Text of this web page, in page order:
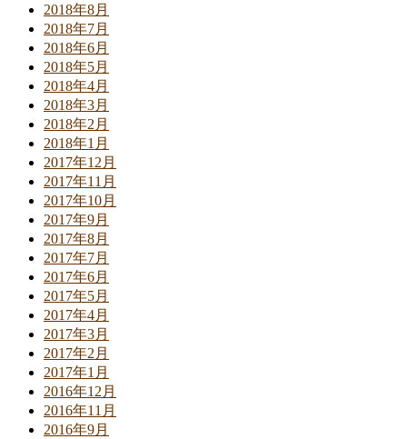
2018年8月
2018年7月
2018年6月
2018年5月
2018年4月
2018年3月
2018年2月
2018年1月
2017年12月
2017年11月
2017年10月
2017年9月
2017年8月
2017年7月
2017年6月
2017年5月
2017年4月
2017年3月
2017年2月
2017年1月
2016年12月
2016年11月
2016年9月